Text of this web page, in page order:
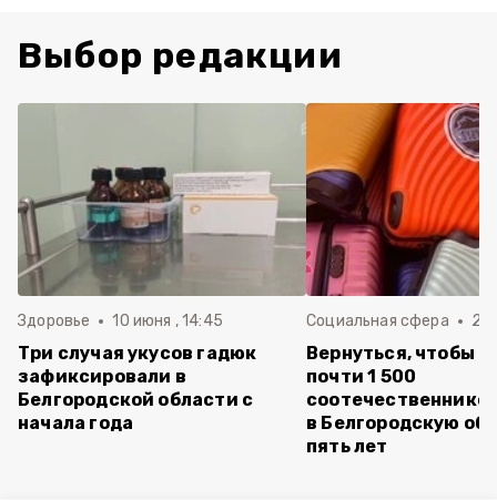
Выбор редакции
Здоровье 10 июня , 14:45
Три случая укусов гадюк
зафиксировали в
Белгородской области с
начала года
Социальная сфера 20
Вернуться, чтобы
почти 1 500
в Белгородскую
пять лет